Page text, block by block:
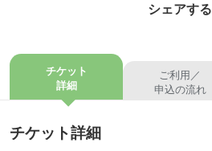
シェアする
チケット
詳細
ご利用／
申込の流れ
チケット詳細